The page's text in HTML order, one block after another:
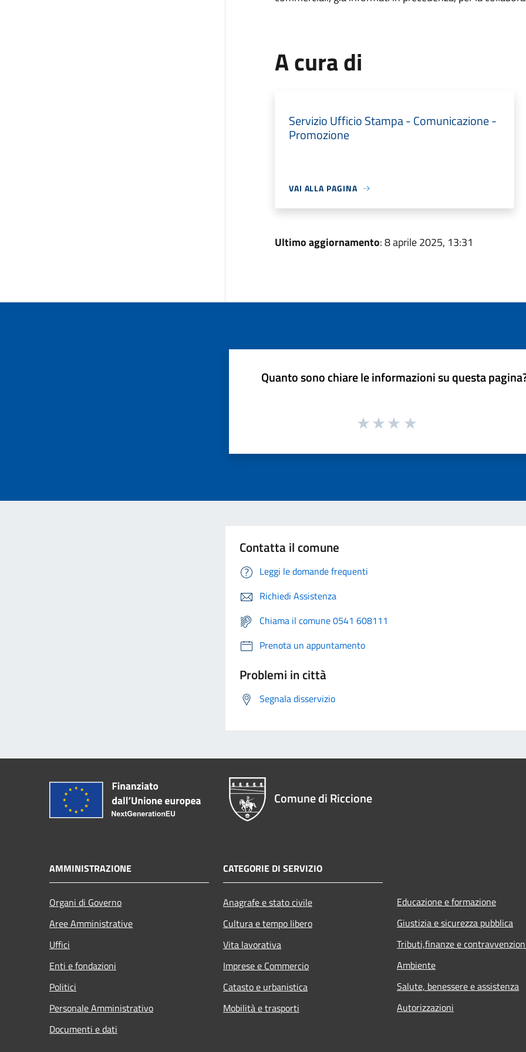
A cura di
Servizio Ufficio Stampa - Comunicazione -
Promozione
VAI ALLA PAGINA
Ultimo aggiornamento: 8 aprile 2025, 13:31
Quanto sono chiare le informazioni su questa
Contatta il comune
Leggi le domande frequenti
Richiedi Assistenza
Chiama il comune 0541 608111
Prenota un appuntamento
Problemi in città
Segnala disservizio
Comune di Riccione
AMMINISTRAZIONE
Organi di Governo
Aree Amministrative
Uffici
Enti e fondazioni
Politici
Personale Amministrativo
Documenti e dati
CATEGORIE DI SERVIZIO
Anagrafe e stato civile
Cultura e tempo libero
Vita lavorativa
Imprese e Commercio
Catasto e urbanistica
Mobilità e trasporti
Educazione e formazione
Giustizia e sicurezza pubblica
Tributi,finanze e
Ambiente
Salute, benessere e assistenza
Autorizzazioni